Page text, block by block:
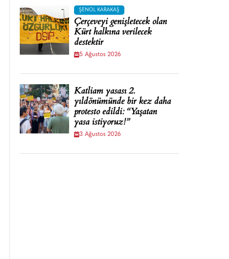
ŞENOL KARAKAŞ
Çerçeveyi genişletecek olan
Kürt halkına verilecek
destektir
5 Ağustos 2026
Katliam yasası 2.
yıldönümünde bir kez daha
protesto edildi: “Yaşatan
yasa istiyoruz!”
3 Ağustos 2026